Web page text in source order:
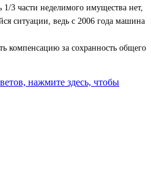
3 части неделимого имущества нет,
ситуации, ведь с 2006 года машина
компенсацию за сохранность общего
нажмите здесь, чтобы